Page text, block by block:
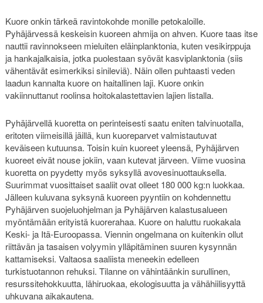
Kuore onkin tärkeä ravintokohde monille petokaloille.
Pyhäjärvessä keskeisin kuoreen ahmija on ahven. Kuore taas itse
nauttii ravinnokseen mieluiten eläinplanktonia, kuten vesikirppuja
ja hankajalkaisia, jotka puolestaan syövät kasviplanktonia (siis
vähentävät esimerkiksi sinileviä). Näin ollen puhtaasti veden
laadun kannalta kuore on haitallinen laji. Kuore onkin
vakiinnuttanut roolinsa hoitokalastettavien lajien listalla.
Pyhäjärvellä kuoretta on perinteisesti saatu eniten talvinuotalla,
eritoten viimeisillä jäillä, kun kuoreparvet valmistautuvat
keväiseen kutuunsa. Toisin kuin kuoreet yleensä, Pyhäjärven
kuoreet eivät nouse jokiin, vaan kutevat järveen. Viime vuosina
kuoretta on pyydetty myös syksyllä avovesinuottauksella.
Suurimmat vuosittaiset saaliit ovat olleet 180 000 kg:n luokkaa.
Jälleen kuluvana syksynä kuoreen pyyntiin on kohdennettu
Pyhäjärven suojeluohjelman ja Pyhäjärven kalastusalueen
myöntämään erityistä kuorerahaa. Kuore on haluttu ruokakala
Keski- ja Itä-Euroopassa. Viennin ongelmana on kuitenkin ollut
riittävän ja tasaisen volyymin ylläpitäminen suuren kysynnän
kattamiseksi. Valtaosa saaliista meneekin edelleen
turkistuotannon rehuksi. Tilanne on vähintäänkin surullinen,
resurssitehokkuutta, lähiruokaa, ekologisuutta ja vähähiilisyyttä
uhkuvana aikakautena.